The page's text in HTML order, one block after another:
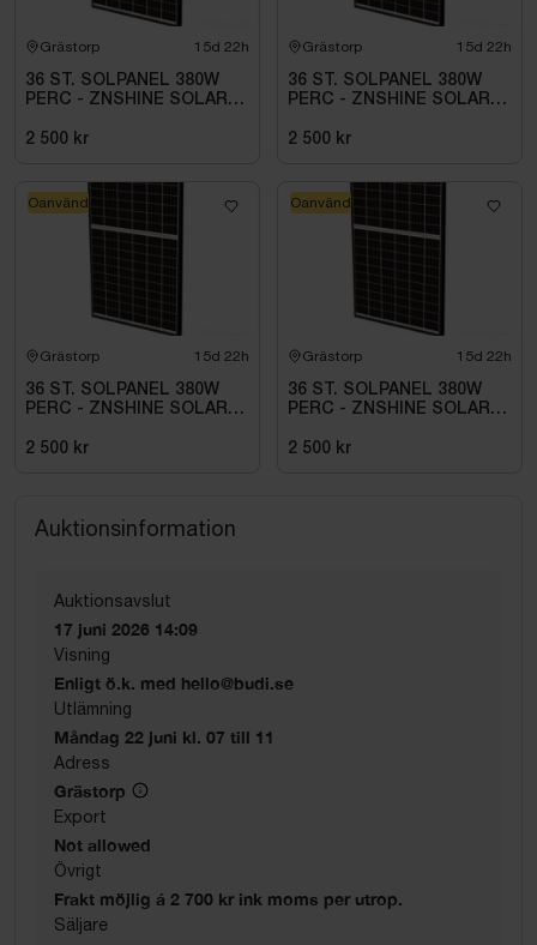
Grästorp 15d 22h
36 ST. SOLPANEL 380W
PERC - ZNSHINE SOLAR-
2 500 kr
Grästorp 15d 22h
36 ST. SOLPANEL 380W
PERC - ZNSHINE SOLAR-
2 500 kr
Grästorp 15d 22h
36 ST. SOLPANEL 380W
PERC - ZNSHINE SOLAR-
2 500 kr
Oanvänd
Grästorp 15d 22h
36 ST. SOLPANEL 380W
PERC - ZNSHINE SOLAR-
2 500 kr
Oanvänd
Auktionsinformation
Auktionsavslut
17 juni 2026 14:09
Visning
Enligt ö.k. med hello@budi.se
Utlämning
Måndag 22 juni kl. 07 till 11
Adress
Grästorp
Export
Not allowed
Övrigt
Frakt möjlig á 2 700 kr ink moms per utrop.
Säljare